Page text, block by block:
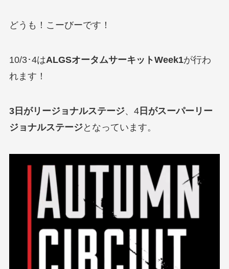
どうも！こーびーです！
10/3･4はALGSオータムサーキットWeek1が行わ
れます！
3日がリージョナルステージ、4日がスーパーリー
ジョナルステージとなっています。